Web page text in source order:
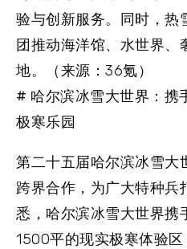
验与创新服务。同时，热
团推动海洋馆、水世界、
地。（来源：36氪）
# 哈尔滨冰雪大世界：携
极寒乐园
第二十五届哈尔滨冰雪大
跨界合作，为广大特种兵
悉，哈尔滨冰雪大世界携
1500平的现实极寒体验